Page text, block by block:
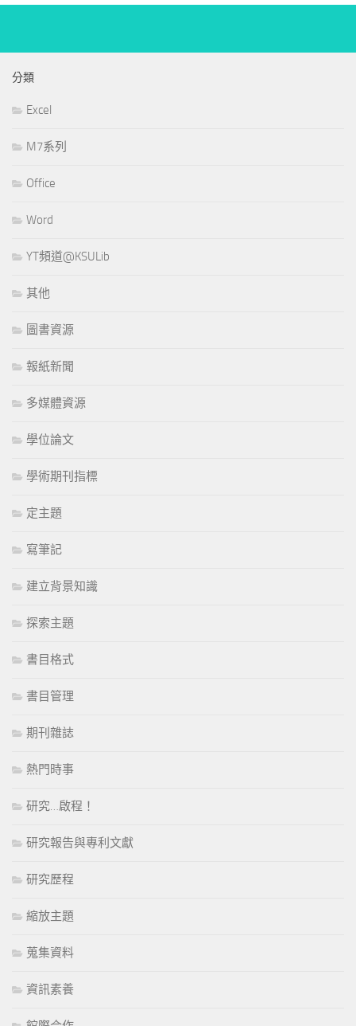
分類
Excel
M7系列
Office
Word
YT頻道@KSULib
其他
圖書資源
報紙新聞
多媒體資源
學位論文
學術期刊指標
定主題
寫筆記
建立背景知識
探索主題
書目格式
書目管理
期刊雜誌
熱門時事
研究…啟程！
研究報告與專利文獻
研究歷程
縮放主題
蒐集資料
資訊素養